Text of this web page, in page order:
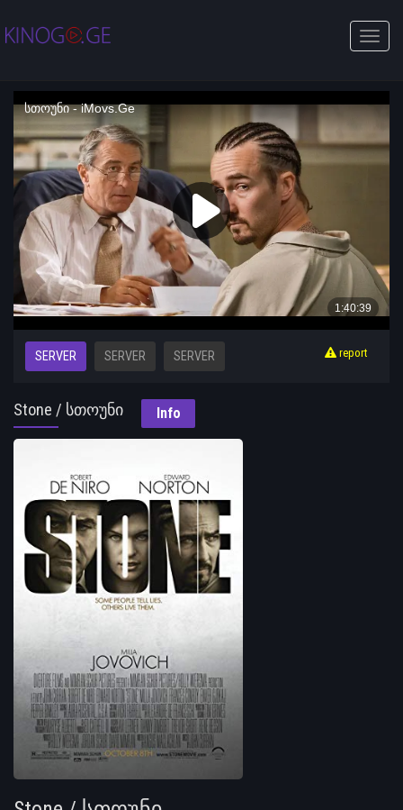
Toggle
SERVER SERVER SERVER report
Stone / სთოუნი Info